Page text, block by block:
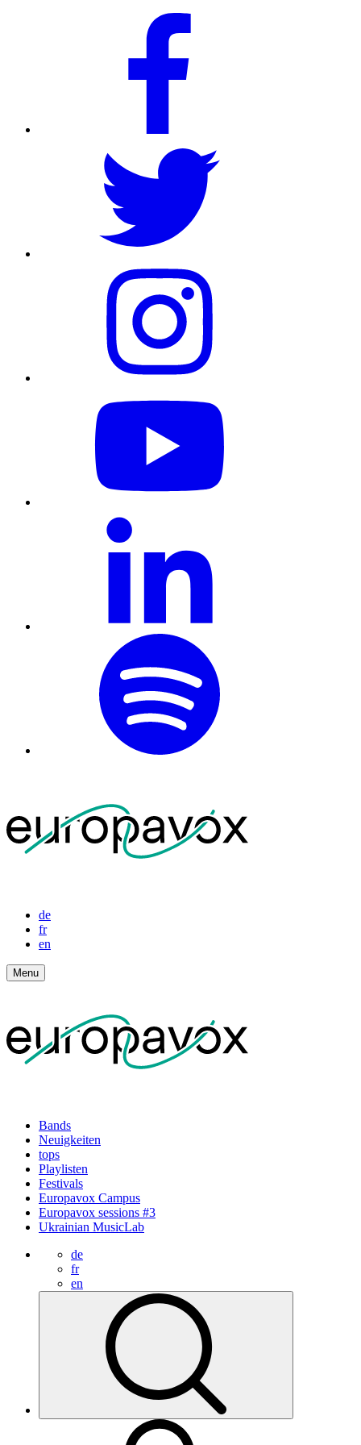
de
fr
en
Menu
Bands
Neuigkeiten
tops
Playlisten
Festivals
Europavox Campus
Europavox sessions #3
Ukrainian MusicLab
de
fr
en